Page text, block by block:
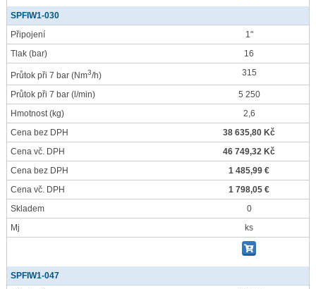
SPFIW1-030
Připojení
1"
Tlak (bar) 16
Průtok při 7 bar (Nm3/h) 315
Průtok při 7 bar (l/min)
5 250
Hmotnost(kg)
2,6
Cena bez DPH
38 635,80 Kč
Cena vč. DPH
46 749,32 Kč
Cena bez DPH
1 485,99 €
Cena vč. DPH
1 798,05 €
Skladem
0
Mj
ks
SPFIW1-047